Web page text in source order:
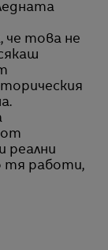
че това не
от
реални
тя работи,